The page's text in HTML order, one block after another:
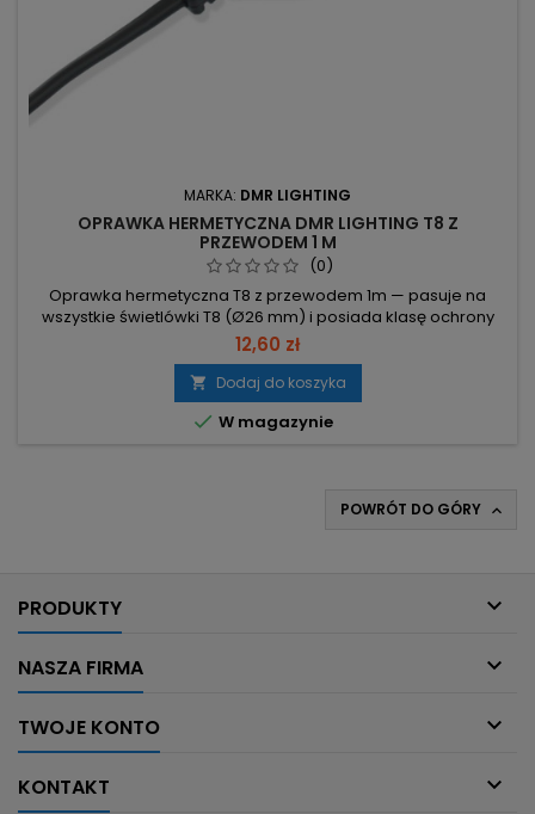
MARKA: DMR LIGHTING
OPRAWKA HERMETYCZNA DMR LIGHTING T8 Z
PRZEWODEM 1 M
(0)
Oprawka hermetyczna T8 z przewodem 1m — pasuje na
wszystkie świetlówki T8 (Ø26 mm) i posiada klasę ochrony
IP44. Średnica Ø26 mm – kompatybilna ze wszystkimi
świetlówkami T8. IP44 – odporność na bryzgi, odpowiednia
do wilgotnych pomieszczeń. Korpus zewnętrzny i kołnierz z
gumy, korpus wewnętrzny z poliwęglanu – trwała i szczelna
konstrukcja....
12,60 zł
 Dodaj do koszyka
 W magazynie
POWRÓT DO GÓRY 
PRODUKTY 
NASZA FIRMA 
TWOJE KONTO 
KONTAKT 